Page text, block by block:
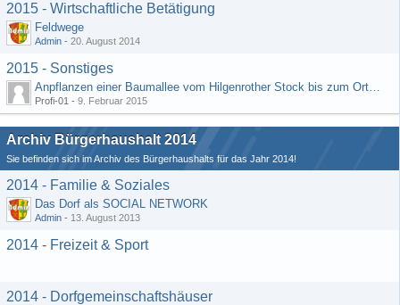
2015 - Wirtschaftliche Betätigung
Feldwege
Admin - 20. August 2014
2015 - Sonstiges
Anpflanzen einer Baumallee vom Hilgenrother Stock bis zum Ortseingang
Profi-01 - 9. Februar 2015
Archiv Bürgerhaushalt 2014
Sie befinden sich im Archiv des Bürgerhaushalts für das Jahr 2014!
2014 - Familie & Soziales
Das Dorf als SOCIAL NETWORK
Admin - 13. August 2013
2014 - Freizeit & Sport
2014 - Dorfgemeinschaftshäuser